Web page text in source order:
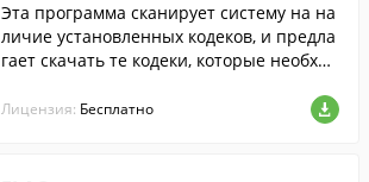
Эта программа сканирует систему на на
личие установленных кодеков, и предла
гает скачать те кодеки, которые необход
о видео-файла.
Лицензия: Бесплатно